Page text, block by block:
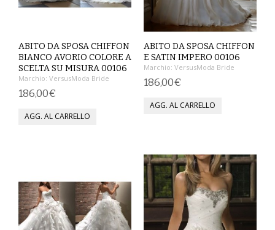
TUTE E FELPE
TUTE PANTALONI
VESTITI
ABBIGLIAMENTO SPORTIVO
CAFTANI
CAMICIE
ABITO DA SPOSA CHIFFON
BIANCO AVORIO COLORE A
SCELTA SU MISURA 00106
Marchio: VersusModa Bride
186,00€
ABITO DA SPOSA CHIFFON
E SATIN IMPERO 00106
Marchio: VersusModa Bride
186,00€